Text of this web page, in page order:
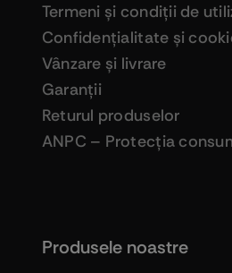
Produsele noastre
Termeni şi condiţii de
Confidenţialitate şi
Vânzare şi livrare
Garanţii
Returul produselor
ANPC – Protecţia